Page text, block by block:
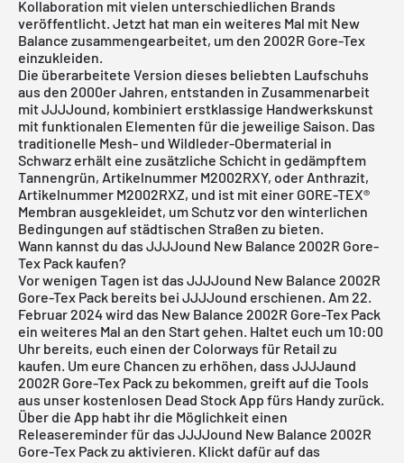
Kollaboration mit vielen unterschiedlichen Brands
veröffentlicht. Jetzt hat man ein weiteres Mal mit New
Balance zusammengearbeitet, um den 2002R Gore-Tex
einzukleiden.
Die überarbeitete Version dieses beliebten Laufschuhs
aus den 2000er Jahren, entstanden in Zusammenarbeit
mit JJJJound, kombiniert erstklassige Handwerkskunst
mit funktionalen Elementen für die jeweilige Saison. Das
traditionelle Mesh- und Wildleder-Obermaterial in
Schwarz erhält eine zusätzliche Schicht in gedämpftem
Tannengrün, Artikelnummer M2002RXY, oder Anthrazit,
Artikelnummer M2002RXZ, und ist mit einer GORE-TEX®
Membran ausgekleidet, um Schutz vor den winterlichen
Bedingungen auf städtischen Straßen zu bieten.
Wann kannst du das JJJJound New Balance 2002R Gore-
Tex Pack kaufen?
Vor wenigen Tagen ist das JJJJound New Balance 2002R
Gore-Tex Pack bereits bei JJJJound erschienen. Am 22.
Februar 2024 wird das New Balance 2002R Gore-Tex Pack
ein weiteres Mal an den Start gehen. Haltet euch um 10:00
Uhr bereits, euch einen der Colorways für Retail zu
kaufen. Um eure Chancen zu erhöhen, dass JJJJaund
2002R Gore-Tex Pack zu bekommen, greift auf die Tools
aus unser kostenlosen Dead Stock App fürs Handy zurück.
Über die App habt ihr die Möglichkeit einen
Releasereminder für das JJJJound New Balance 2002R
Gore-Tex Pack zu aktivieren. Klickt dafür auf das